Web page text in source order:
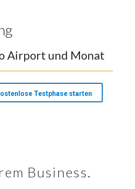
Airport und Monat
Testphase starten
Business.